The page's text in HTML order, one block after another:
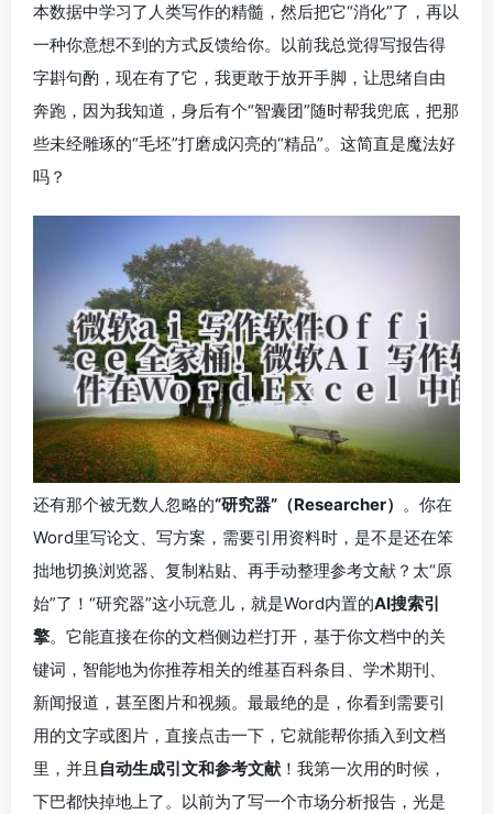
本数据中学习了人类写作的精髓，然后把它“消化”了，再以
一种你意想不到的方式反馈给你。以前我总觉得写报告得
字斟句酌，现在有了它，我更敢于放开手脚，让思绪自由
奔跑，因为我知道，身后有个“智囊团”随时帮我兜底，把那
些未经雕琢的“毛坯”打磨成闪亮的“精品”。这简直是魔法好
吗？
还有那个被无数人忽略的“研究器”（Researcher） 。你在
Word里写论文、写方案，需要引用资料时，是不是还在笨
拙地切换浏览器、复制粘贴、再手动整理参考文献？太“原
始”了！“研究器”这小玩意儿，就是Word内置的AI搜索引
擎。它能直接在你的文档侧边栏打开，基于你文档中的关
键词，智能地为你推荐相关的维基百科条目、学术期刊、
新闻报道，甚至图片和视频。最最绝的是，你看到需要引
用的文字或图片，直接点击一下，它就能帮你插入到文档
里，并且 自动生成引文和参考文献 ！我第一次用的时候，
下巴都快掉地上了。以前为了写一个市场分析报告，光是